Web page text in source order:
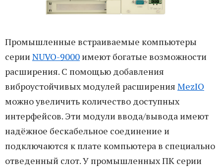
Промышленные встраиваемые компьютеры
серии NUVO-9000 имеют богатые возможности
расширения. С помощью добавления
виброустойчивых модулей расширения MezIO
можно увеличить количество доступных
интерфейсов. Эти модули ввода/вывода имеют
надёжное бескабельное соединение и
подключаются к плате компьютера в специально
отведенный слот. У промышленных ПК серии